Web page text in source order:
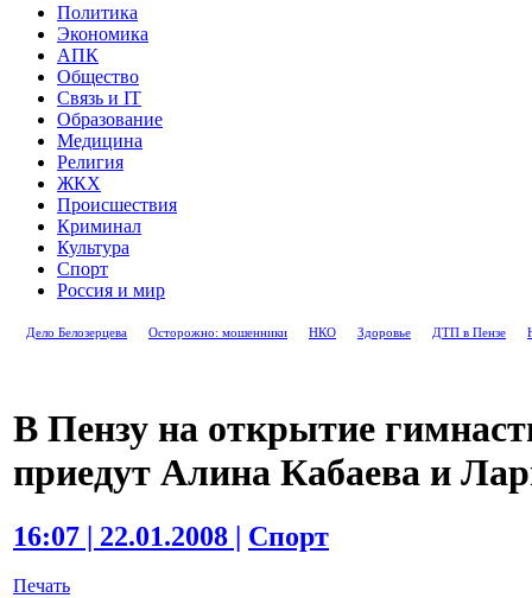
Политика
Экономика
АПК
Общество
Связь и IT
Образование
Медицина
Религия
ЖКХ
Происшествия
Криминал
Культура
Спорт
Россия и мир
Дело Белозерцева Осторожно: мошенники НКО Здоровье ДТП в Пензе
В Пензу на открытие
приедут Алина Кабаева и
16:07 | 22.01.2008 | Спорт
Печать